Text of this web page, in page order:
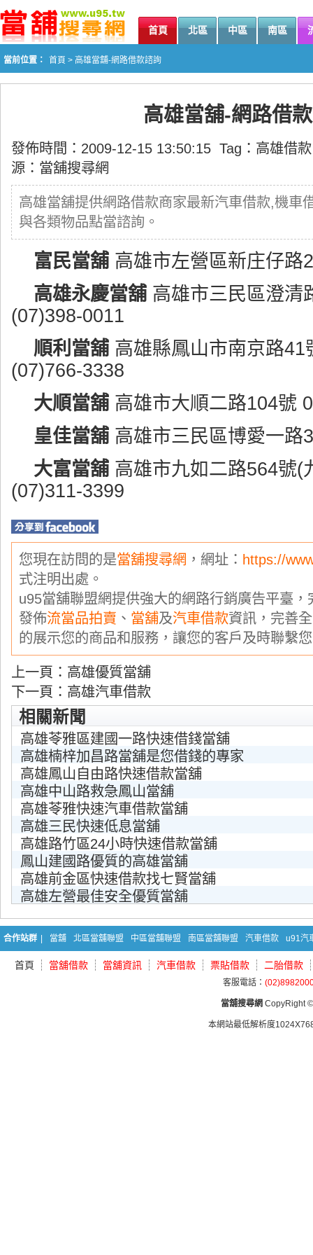
首頁 北區 中區 南區
當前位置： 首頁 > 高雄當舖-網路借款諮詢
高雄當舖-網路借
發佈時間：2009-12-15 13:50:15 Tag： 高雄借款
源： 當舖搜尋網
高雄當舖提供網路借款商家最新汽車借款,機車
與各類物品點當諮詢。
富民當舖 高雄市左營區新庄仔路
高雄永慶當舖 高雄市三民區澄清
(07)398-0011
順利當舖 高雄縣鳳山市南京路41
(07)766-3338
大順當舖 高雄市大順二路104號
皇佳當舖 高雄市三民區博愛一路
大富當舖 高雄市九如二路564號(
(07)311-3399
您現在訪問的是當舖搜尋網 ，網址： https://
式注明出處。
u95當舖聯盟網提供強大的網路行銷廣告平臺
發佈流當品拍賣 、 當舖及汽車借款資訊，完善
的展示您的商品和服務，讓您的客戶及時聯繫
上一頁： 高雄優質當舖
下一頁： 高雄汽車借款
相關新聞
高雄苓雅區建國一路快速借錢當舖
高雄楠梓加昌路當舖是您借錢的專家
高雄鳳山自由路快速借款當舖
高雄中山路救急鳳山當舖
高雄苓雅快速汽車借款當舖
高雄三民快速低息當舖
高雄路竹區24小時快速借款當舖
鳳山建國路優質的高雄當舖
高雄前金區快速借款找七賢當舖
高雄左營最佳安全優質當舖
合作站群 當舖 北區當舖聯盟 中區當舖聯盟 南區當舖聯盟 汽車借款 u91汽
首頁 當舖借款 當舖資訊 汽車借款 票貼借款 二胎借款
客服電話：
當舖搜尋網 CopyRight
本網站最低解析度